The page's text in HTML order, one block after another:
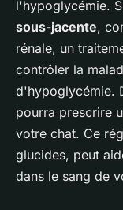
l'hypoglycémie.
sous-jacente,
rénale, un
contrôler la
d'hypoglycémie.
pourra prescrire
votre chat. Ce
glucides, peut
dans le sang de